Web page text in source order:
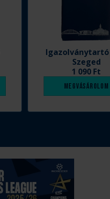
Szeged
1 090 Ft
Megvásárolom